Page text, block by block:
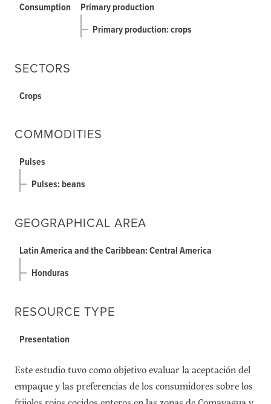
Consumption
Primary production
Primary production: crops
SECTORS
Crops
COMMODITIES
Pulses
Pulses: beans
GEOGRAPHICAL AREA
Latin America and the Caribbean: Central America
Honduras
RESOURCE TYPE
Presentation
Este estudio tuvo como objetivo evaluar la aceptación del
empaque y las preferencias de los consumidores sobre los